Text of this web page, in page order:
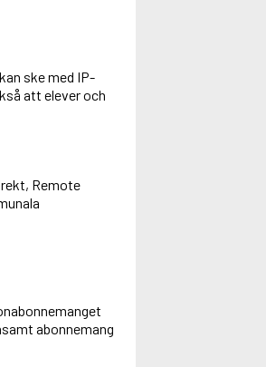
ske med IP-
att elever och
Remote
abonnemang